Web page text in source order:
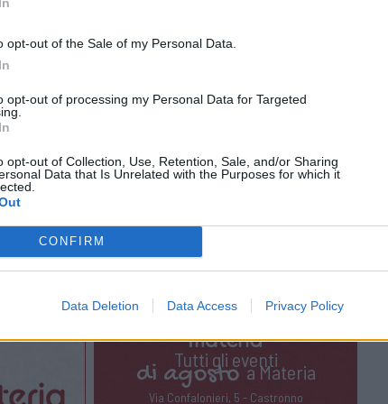
opt-out of the Sale of my Personal Data.
opt-out of processing my Personal Data for Targeted
opt-out of Collection, Use, Retention, Sale, and/or Sharing
Data that Is Unrelated with the Purposes for which it
CONFIRM
Data Deletion Data Access Privacy Policy
al Lego Day
con la riapertura della paninoteca e un dj set
19 Maggio 2026
weekend cardinale angelo bagnasco
Tutti gli eventi
di agostoa Materia
Via Confalonieri, 5 - Castronno